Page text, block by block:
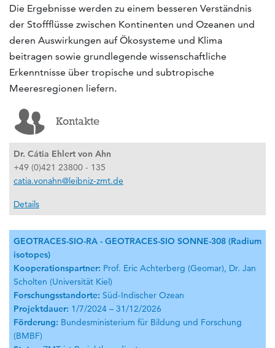
Die Ergebnisse werden zu einem besseren Verständnis
der Stoffflüsse zwischen Kontinenten und Ozeanen und
deren Auswirkungen auf Ökosysteme und Klima
beitragen sowie grundlegende wissenschaftliche
Erkenntnisse über tropische und subtropische
Meeresregionen liefern.
Kontakte
Dr. Cátia Ehlert von Ahn
+49 (0)421 23800 - 135
catia.vonahn@leibniz-zmt.de
Details
GEOTRACES-SIO-RA - GEOTRACES-SIO SONNE-308 (Radium
isotopes)
Kooperationspartner: Prof. Eric Achterberg (Geomar), Dr. Jan
Scholten (Universität Kiel)
Forschungsstandorte: Süd-Indischer Ozean
Projektdauer: 1/7/2024 – 31/12/2026
Förderung: Bundesministerium für Bildung und Forschung
(BMBF)